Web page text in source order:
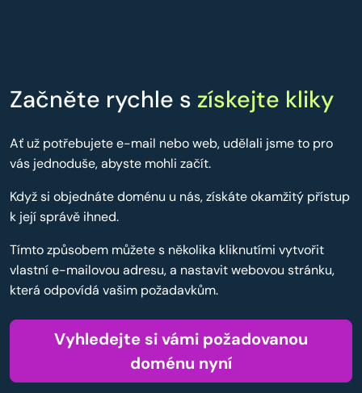
Začněte rychle s získejte kliky
Ať už potřebujete e-mail nebo web, udělali jsme to pro
vás jednoduše, abyste mohli začít.
Když si objednáte doménu u nás, získáte okamžitý přístup
k její správě ihned.
Tímto způsobem můžete s několika kliknutími vytvořit
vlastní e-mailovou adresu, a nastavit webovou stránku,
která odpovídá vašim požadavkům.
Vyhledejte si vámi požadovanou
doménu nyní